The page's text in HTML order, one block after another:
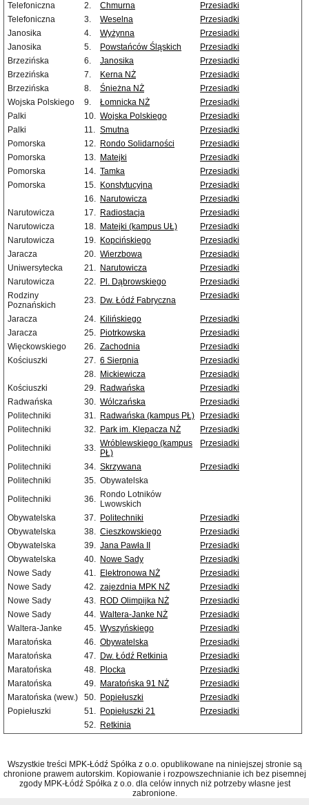
Telefoniczna
2. Chmurna
Przesiadki
Telefoniczna
3. Weselna
Przesiadki
Janosika
4. Wyżynna
Przesiadki
Janosika
5. Powstańców Śląskich
Przesiadki
Brzezińska
6. Janosika
Przesiadki
Brzezińska
7. Kerna NŻ
Przesiadki
Brzezińska
8. Śnieżna NŻ
Przesiadki
Wojska Polskiego
9. Łomnicka NŻ
Przesiadki
Palki
10. Wojska Polskiego
Przesiadki
Palki
11. Smutna
Przesiadki
Pomorska
12. Rondo Solidarności
Przesiadki
Pomorska
13. Matejki
Przesiadki
Pomorska
14. Tamka
Przesiadki
Pomorska
15. Konstytucyjna
Przesiadki
16. Narutowicza
Przesiadki
Narutowicza
17. Radiostacja
Przesiadki
Narutowicza
18. Matejki (kampus UŁ)
Przesiadki
Narutowicza
19. Kopcińskiego
Przesiadki
Jaracza
20. Wierzbowa
Przesiadki
Uniwersytecka
21. Narutowicza
Przesiadki
Narutowicza
22. Pl. Dąbrowskiego
Przesiadki
Rodziny
Poznańskich
23. Dw. Łódź Fabryczna Przesiadki
Jaracza 24. Kilińskiego
Przesiadki
Jaracza
25. Piotrkowska
Przesiadki
Więckowskiego
26. Zachodnia
Przesiadki
Kościuszki
27. 6 Sierpnia
Przesiadki
28. Mickiewicza
Przesiadki
Kościuszki
29. Radwańska
Przesiadki
Radwańska
30. Wólczańska
Przesiadki
Politechniki
31. Radwańska (kampus PŁ)
Przesiadki
Politechniki
32. Park im. Klepacza NŻ
Przesiadki
Politechniki
33. Wróblewskiego (kampus
PŁ)
Przesiadki
Politechniki 34. Skrzywana
Przesiadki
Politechniki
35. Obywatelska
Politechniki
36. Rondo Lotników
Lwowskich
Obywatelska
37. Politechniki
Przesiadki
Obywatelska
38. Cieszkowskiego
Przesiadki
Obywatelska
39. Jana Pawła II
Przesiadki
Obywatelska
40. Nowe Sady
Przesiadki
Nowe Sady
41. Elektronowa NŻ
Przesiadki
Nowe Sady
42. zajezdnia MPK NŻ
Przesiadki
Nowe Sady
43. ROD Olimpijka NŻ
Przesiadki
Nowe Sady
44. Waltera-Janke NŻ
Przesiadki
Waltera-Janke
45. Wyszyńskiego
Przesiadki
Maratońska
46. Obywatelska
Przesiadki
Maratońska
47. Dw. Łódź Retkinia
Przesiadki
Maratońska
48. Plocka
Przesiadki
Maratońska
49. Maratońska 91 NŻ
Przesiadki
Maratońska (wew.)
50. Popiełuszki
Przesiadki
Popiełuszki
51. Popiełuszki 21
Przesiadki
52. Retkinia
Wszystkie treści MPK-Łódź Spółka z o.o. opublikowane na niniejszej stronie są
chronione prawem autorskim. Kopiowanie i rozpowszechnianie ich bez pisemnej
zgody MPK-Łódź Spółka z o.o. dla celów innych niż potrzeby własne jest
zabronione.